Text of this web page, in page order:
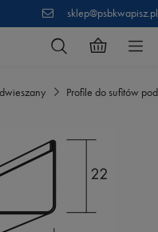
sklep@psbkwapisz.pl
Profile do sufitów